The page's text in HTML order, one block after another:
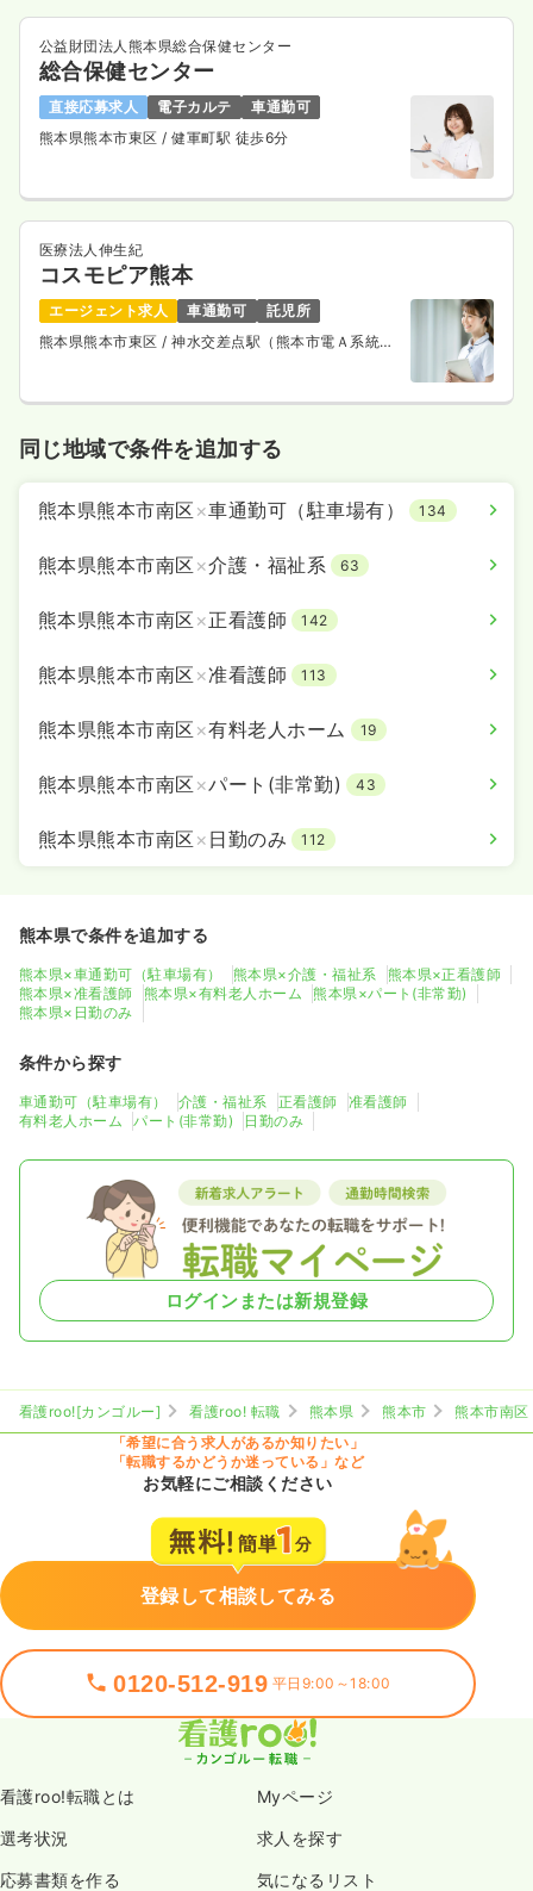
公益財団法人熊本県総合保健センター
総合保健センター
直接応募求人 電子カルテ
車通勤可
熊本県熊本市東区/ 健軍町駅 徒歩6分
医療法人伸生紀
コスモピア熊本
エージェント求人 車通勤可
託児所
熊本県熊本市東区/ 神水交差点駅（熊本市電Ａ系統）
同じ地域で条件を追加する
熊本県熊本市南区 ×車通勤可（駐車場有） 134
熊本県熊本市南区 ×介護・福祉系 63
熊本県熊本市南区 ×正看護師 142
熊本県熊本市南区 ×准看護師 113
熊本県熊本市南区 ×有料老人ホーム 19
熊本県熊本市南区 ×パート(非常勤) 43
熊本県熊本市南区 × 日勤のみ 112
熊本県で条件を追加する
熊本県×車通勤可（駐車場有） 熊本県×介護・福祉系
熊本県×正看護師
熊本県×准看護師
熊本県×有料老人ホーム
熊本県×パート(非常勤)
熊本県×日勤のみ
条件から探す
車通勤可（駐車場有） 介護・福祉系 正看護師
准看護師
有料老人ホーム
パート(非常勤) 日勤のみ
ログインまたは新規登録
看護roo![カンゴルー] 看護roo! 転職 熊本県 熊本市
熊本市南区
「希望に合う求人があるか知りたい」
「転職するかどうか迷っている」など
お気軽にご相談ください
登録して相談してみる
0120-512-919 平日9:00～18:00
看護roo!転職とは Myページ
選考状況 求人を探す
応募書類を作る 気になるリスト